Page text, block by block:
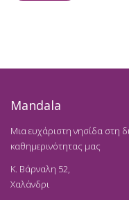
Mandala
Μια ευχάριστη νησίδα στη
καθημερινότητας μας
K. Βάρναλη 52,
Χαλάνδρι